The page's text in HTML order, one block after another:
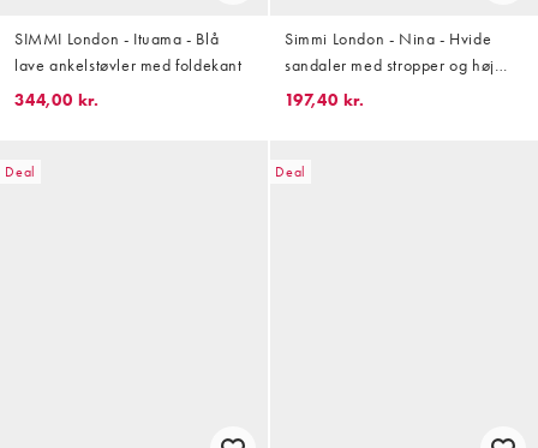
SIMMI London - Ituama - Blå
lave ankelstøvler med foldekant
344,00 kr.
Simmi London - Nina - Hvide
sandaler med stropper og høj
hæl
197,40 kr.
Deal Deal